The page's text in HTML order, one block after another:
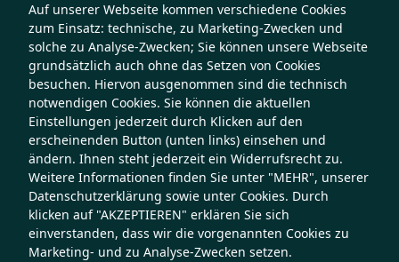
Auf unserer Webseite kommen verschiedene Cookies
zum Einsatz: technische, zu Marketing-Zwecken und
solche zu Analyse-Zwecken; Sie können unsere Webseite
grundsätzlich auch ohne das Setzen von Cookies
besuchen. Hiervon ausgenommen sind die technisch
notwendigen Cookies. Sie können die aktuellen
Einstellungen jederzeit durch Klicken auf den
erscheinenden Button (unten links) einsehen und
ändern. Ihnen steht jederzeit ein Widerrufsrecht zu.
Weitere Informationen finden Sie unter "MEHR", unserer
Datenschutzerklärung sowie unter Cookies. Durch
klicken auf "AKZEPTIEREN" erklären Sie sich
einverstanden, dass wir die vorgenannten Cookies zu
Marketing- und zu Analyse-Zwecken setzen.